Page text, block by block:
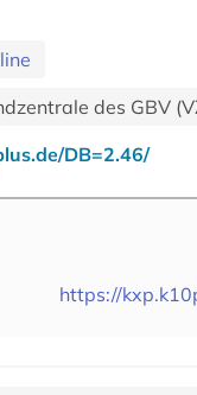
des GBV
DB=2.46/
https://